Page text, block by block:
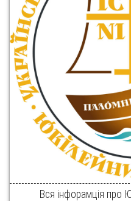
Вся інфорамція про